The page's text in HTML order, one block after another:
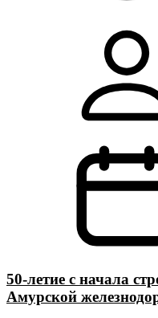
50-летие с начала
Амурской